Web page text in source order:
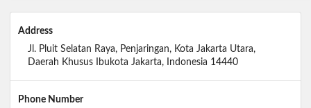
Address
Jl. Pluit Selatan Raya, Penjaringan, Kota Jakarta Utara,
Daerah Khusus Ibukota Jakarta, Indonesia 14440
Phone Number